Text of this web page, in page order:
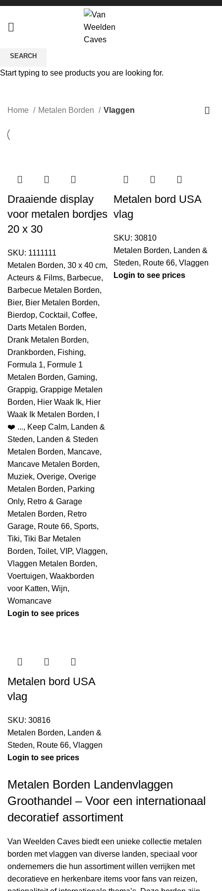
Vlaggen
Home Metalen Borden Vlaggen
Draaiende display
voor metalen bordjes
20 x 30
SKU: 1111111
Metalen Borden, 30 x 40 cm,
Acteurs & Films, Barbecue,
Barbecue Metalen Borden,
Bier, Bier Metalen Borden,
Bierdop, Cocktail , Coffee,
Darts Metalen Borden,
Drank Metalen Borden,
Drankborden, Fishing,
Formula 1, Formule 1
Metalen Borden, Gaming,
Grappig, Grappige Metalen
Borden, Hier Waak Ik, Hier
Waak Ik Metalen Borden,
❤️ ..., Keep Calm, Landen &
Steden, Landen & Steden
Metalen Borden, Mancave,
Mancave Metalen Borden,
Muziek, Overige, Overige
Metalen Borden, Parking
Only, Retro & Garage
Metalen Borden, Retro
Garage, Route 66, Sports,
Tiki, Tiki Bar Metalen
Borden, Toilet, VIP, Vlaggen,
Vlaggen Metalen Borden,
Voertuigen, Waakborden
voor Katten, Wijn,
Womancave
Login to see prices
Metalen bord USA
vlag
SKU: 30810
Metalen Borden, Landen &
Steden, Route 66, Vlaggen
Login to see prices
Metalen bord USA
vlag
SKU: 30816
Metalen Borden, Landen &
Steden, Route 66, Vlaggen
Login to see prices
Metalen Borden Landenvlaggen
Groothandel – Voor een internationaal
decoratief assortiment
Van Weelden Caves biedt een unieke collectie metalen
borden met vlaggen van diverse landen, speciaal voor
ondernemers die hun assortiment willen verrijken met
decoratieve en herkenbare items voor fans van reizen,
SEARCH
Start typing to see products you are looking for.